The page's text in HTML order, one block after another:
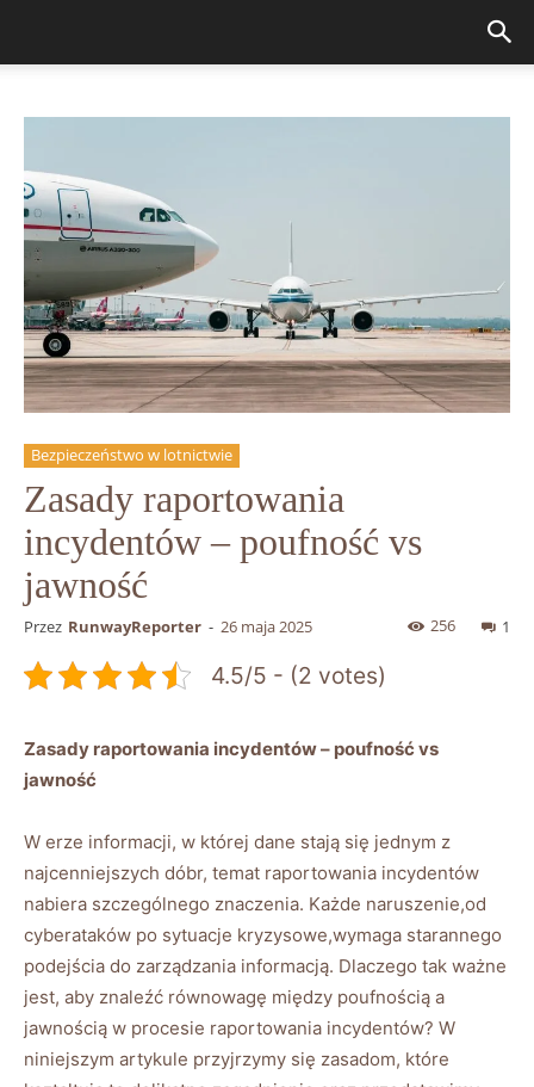
Bezpieczeństwo w lotnictwie
Zasady raportowania
incydentów – poufność vs
jawność
Przez RunwayReporter - 26 maja 2025 1
256
4.5/5 - (2 votes)
Zasady⁤ raportowania incydentów ​– poufność vs
jawność
W erze informacji, w której dane stają ⁣się jednym z⁢
najcenniejszych dóbr, temat raportowania ‌incydentów
nabiera szczególnego znaczenia. Każde naruszenie,od
cyberataków po sytuacje kryzysowe,wymaga starannego
podejścia do zarządzania informacją. Dlaczego⁢ tak ważne
jest, aby znaleźć równowagę między poufnością​ a
jawnością w⁢ procesie raportowania incydentów? W
‍niniejszym artykule przyjrzymy się⁢ zasadom, które‍